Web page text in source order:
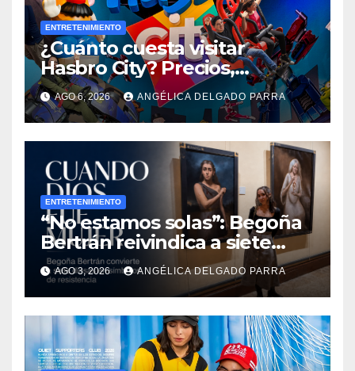
ENTRETENIMIENTO
¿Cuánto cuesta visitar
Hasbro City? Precios,
atracciones y actividades de
Summer Fest
AGO 6, 2026 ANGÉLICA DELGADO PARRA
ENTRETENIMIENTO
“No estamos solas”: Begoña
Bertrán reivindica a siete
diosas en “Cuando Dios fue
mujer”
AGO 3, 2026 ANGÉLICA DELGADO PARRA